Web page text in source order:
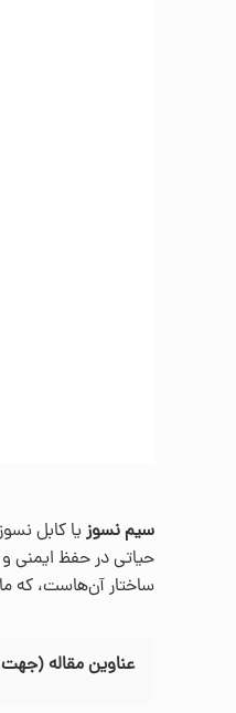
سیم نسوزیا کابل
ساختار آن‌هاست، که
عناوین مقاله